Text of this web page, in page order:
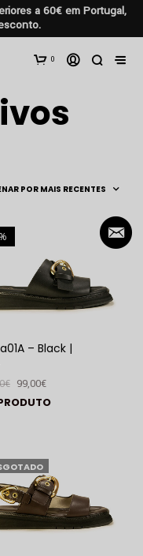
a 60€ em Portugal,
0
– Black |
€ 99,00€